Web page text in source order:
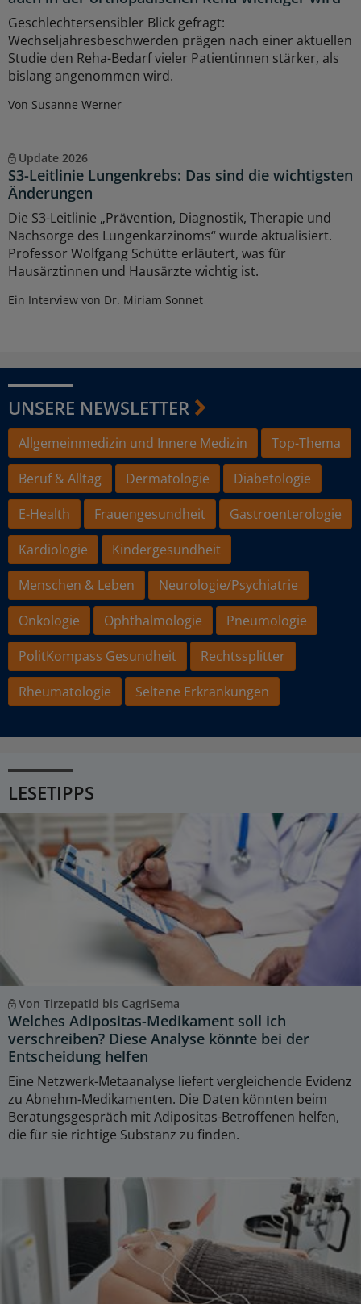
Geschlechtersensibler Blick gefragt:
Wechseljahresbeschwerden prägen nach einer aktuellen
Studie den Reha-Bedarf vieler Patientinnen stärker, als
bislang angenommen wird.
Von Susanne Werner
Update 2026
S3-Leitlinie Lungenkrebs: Das sind die wichtigsten
Änderungen
Die S3-Leitlinie „Prävention, Diagnostik, Therapie und
Nachsorge des Lungenkarzinoms“ wurde aktualisiert.
Professor Wolfgang Schütte erläutert, was für
Hausärztinnen und Hausärzte wichtig ist.
Ein Interview von Dr. Miriam Sonnet
UNSERE NEWSLETTER
Allgemeinmedizin und Innere Medizin
Top-Thema
Beruf & Alltag
Dermatologie
Diabetologie
E-Health
Frauengesundheit
Gastroenterologie
Kardiologie
Kindergesundheit
Menschen & Leben
Neurologie/Psychiatrie
Onkologie
Ophthalmologie
Pneumologie
PolitKompass Gesundheit
Rechtssplitter
Rheumatologie
Seltene Erkrankungen
LESETIPPS
Von Tirzepatid bis CagriSema
Welches Adipositas-Medikament soll ich
verschreiben? Diese Analyse könnte bei der
Entscheidung helfen
Eine Netzwerk-Metaanalyse liefert vergleichende Evidenz
zu Abnehm-Medikamenten. Die Daten könnten beim
Beratungsgespräch mit Adipositas-Betroffenen helfen,
die für sie richtige Substanz zu finden.